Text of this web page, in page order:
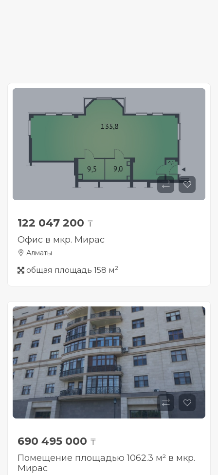
122 047 200 ₸
Офис в мкр. Мирас
Алматы
общая площадь 158 м2
690 495 000 ₸
Помещение площадью 1062.3 м² в мкр.
Мирас